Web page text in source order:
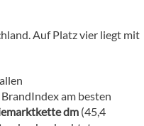
Auf Platz vier liegt mit
am besten
dm (45,4